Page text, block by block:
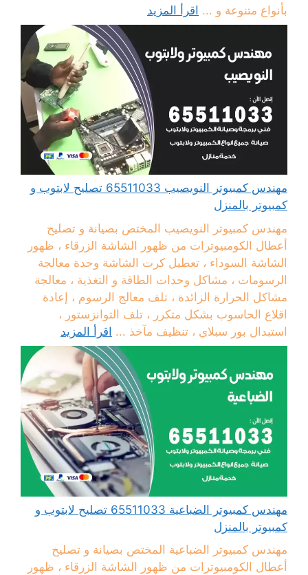
بأنواع متنوعة و ... اقرأ المزيد
مهندس كمبيوتر النويصيب 65511033 تصليح لابتوب و
كمبيوتر بالمنزل
مهندس كمبيوتر النويصيب المختص بصيانة و تصليح
أعطال الكومبيوترات من ظهور الشاشة الزرقاء ، ظهور
الشاشة السوداء ، تعطيل كرت الشاشة وحدة معالجة
الرسومات ، مشاكل وحدات الطاقة و التغذية ، معالجة
مشاكل الحرارة الزائدة ، تلف معالج الرسوم ، إعادة
اقلاع الحاسوب بشكل متكرر ، تلف التوانزستور ،
استبدال بور سبلاي ، تنظيف مآخذ ... اقرأ المزيد
مهندس كمبيوتر الضباعية 65511033 تصليح لابتوب و
كمبيوتر بالمنزل
مهندس كمبيوتر الضباعية المختص بصيانة و تصليح
أعطال الكومبيوترات من ظهور الشاشة الزرقاء ، ظهور